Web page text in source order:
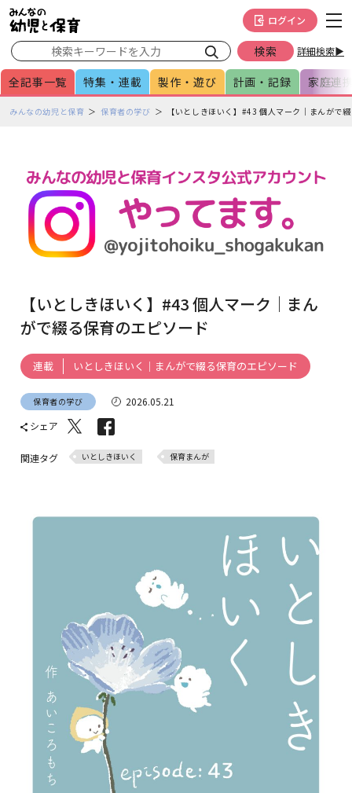
詳細検索▶
ログイン
全記事一覧 特集・連載 製作・遊び 計画・記録 家庭連
ペみんなの幼児と保育 保育者の学び 【いとしきほいく】#43 個人マーク｜まんがで
【いとしきほいく】#43 個人マーク｜まん
がで綴る保育のエピソード
連載 いとしきほいく｜まんがで綴る保育のエピソード
保育者の学び
2026.05.21
シェア
関連タグ いとしきほいく 保育まんが